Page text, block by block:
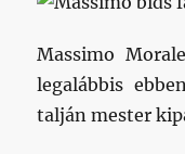
Massimo
legalábbis
talján mester